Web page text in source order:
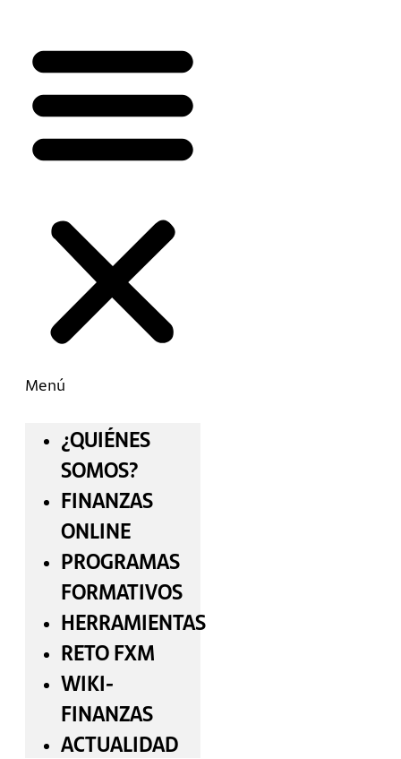
Menú
¿QUIÉNES
SOMOS?
FINANZAS
ONLINE
PROGRAMAS
FORMATIVOS
HERRAMIENTAS
RETO FXM
WIKI-
FINANZAS
ACTUALIDAD